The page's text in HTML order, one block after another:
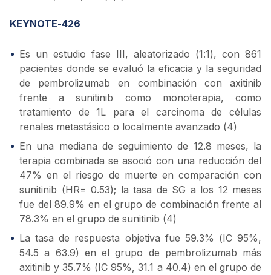
KEYNOTE-426
Es un estudio fase III, aleatorizado (1:1), con 861
pacientes donde se evaluó la eficacia y la seguridad
de pembrolizumab en combinación con axitinib
frente a sunitinib como monoterapia, como
tratamiento de 1L para el carcinoma de células
renales metastásico o localmente avanzado (4)
En una mediana de seguimiento de 12.8 meses, la
terapia combinada se asoció con una reducción del
47% en el riesgo de muerte en comparación con
sunitinib (HR= 0.53); la tasa de SG a los 12 meses
fue del 89.9% en el grupo de combinación frente al
78.3% en el grupo de sunitinib (4)
La tasa de respuesta objetiva fue 59.3% (IC 95%,
54.5 a 63.9) en el grupo de pembrolizumab más
axitinib y 35.7% (IC 95%, 31.1 a 40.4) en el grupo de